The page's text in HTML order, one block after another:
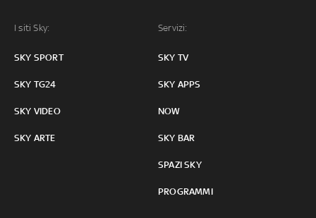
I siti Sky:
SKY SPORT
SKY TG24
SKY VIDEO
SKY ARTE
Servizi:
SKY TV
SKY APPS
NOW
SKY BAR
SPAZI SKY
PROGRAMMI